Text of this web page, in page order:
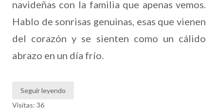
navideñas con la familia que apenas vemos.
Hablo de sonrisas genuinas, esas que vienen
del corazón y se sienten como un cálido
abrazo en un día frío.
Seguir leyendo
Visitas: 36